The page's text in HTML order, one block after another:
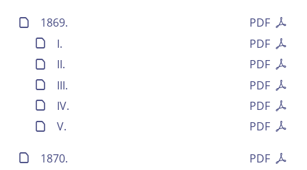
PDF
1869.
PDF
I.
PDF
II.
PDF
III.
PDF
IV.
PDF
V.
PDF
1870.